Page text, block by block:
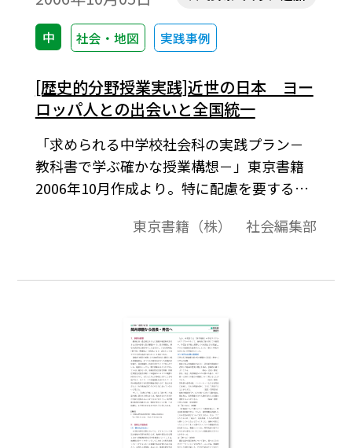
中 社会・地図 実践事例
[歴史的分野授業実践]近世の日本 ヨー
ロッパ人との出会いと全国統一
「求められる中学校社会科の実践プラン－
教科書で学ぶ確かな授業構想－」東京書籍
2006年10月作成より。特に配慮を要する単
校社会科の教科書に沿った授業実践の報告
東京書籍（株） 社会編集部